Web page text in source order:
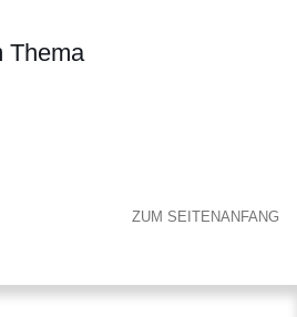
Thema
ZUM SEITENANFANG